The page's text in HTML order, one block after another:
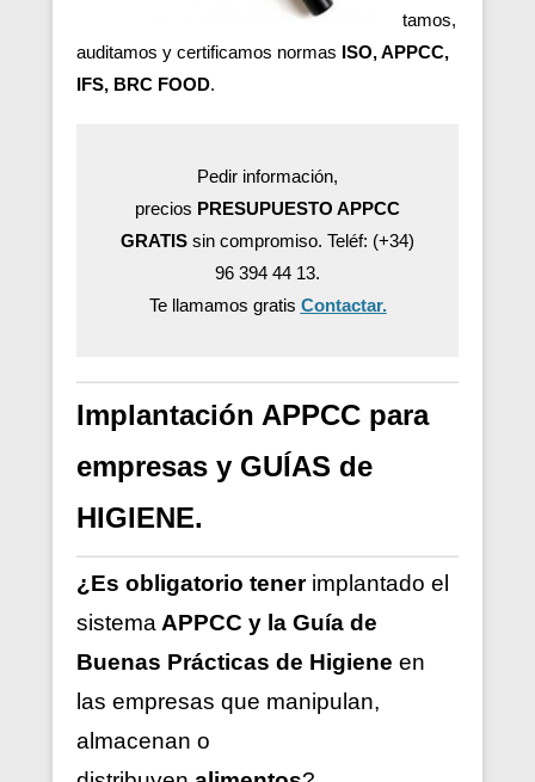
tamos,
auditamos y certificamos normas ISO, APPCC,
IFS, BRC FOOD.
Pedir información,
precios PRESUPUESTO APPCC
GRATIS sin compromiso. Teléf: (+34)
96 394 44 13.
Te llamamos gratis Contactar.
Implantación APPCC para
empresas y GUÍAS de
HIGIENE.
¿Es obligatorio tener implantado el
sistema APPCC y la Guía de
Buenas Prácticas de Higiene en
las empresas que manipulan,
almacenan o